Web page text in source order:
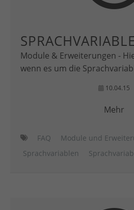
Module & Erweiterungen -
wenn es um die
10.04.15
Mehr
FAQ
Module und
Sprachvariablen